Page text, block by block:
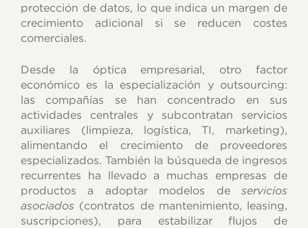
protección de datos, lo que indica un margen de
crecimiento adicional si se reducen costes
comerciales.
Desde la óptica empresarial, otro factor
económico es la especialización y outsourcing:
las compañías se han concentrado en sus
actividades centrales y subcontratan servicios
auxiliares (limpieza, logística, TI, marketing),
alimentando el crecimiento de proveedores
especializados. También la búsqueda de ingresos
recurrentes ha llevado a muchas empresas de
productos a adoptar modelos de servicios
asociados (contratos de mantenimiento, leasing,
suscripciones), para estabilizar flujos de